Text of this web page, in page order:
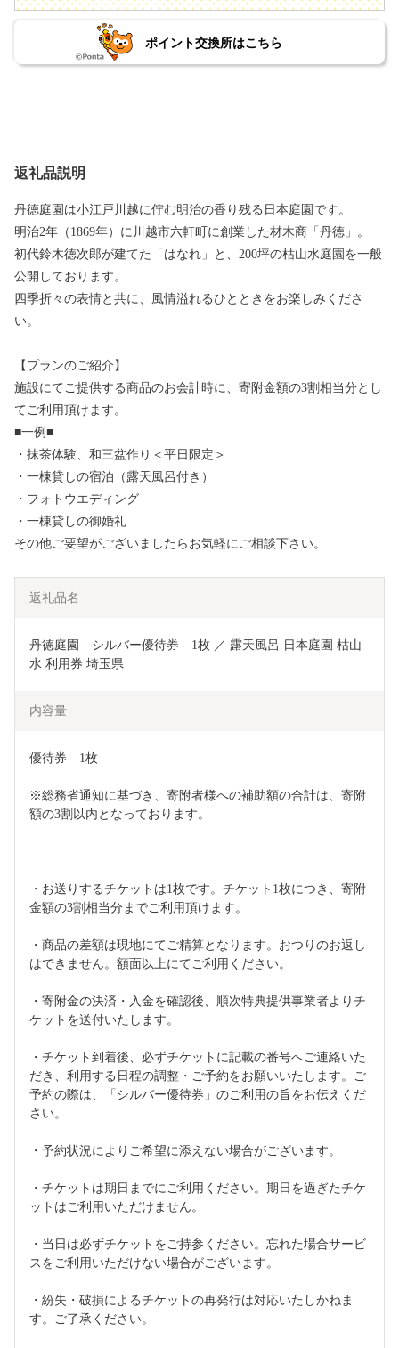
ポイント交換所はこちら
返礼品説明
丹徳庭園は小江戸川越に佇む明治の香り残る日本庭園です。
明治2年（1869年）に川越市六軒町に創業した材木商「丹徳」。
初代鈴木徳次郎が建てた「はなれ」と、200坪の枯山水庭園を一般
公開しております。
四季折々の表情と共に、風情溢れるひとときをお楽しみくださ
い。
【プランのご紹介】
施設にてご提供する商品のお会計時に、寄附金額の3割相当分とし
てご利用頂けます。
■一例■
・抹茶体験、和三盆作り＜平日限定＞
・一棟貸しの宿泊（露天風呂付き）
・フォトウエディング
・一棟貸しの御婚礼
その他ご要望がございましたらお気軽にご相談下さい。
返礼品名
丹徳庭園　シルバー優待券　1枚 ／ 露天風呂 日本庭園 枯山
水 利用券 埼玉県
内容量
優待券　1枚
※総務省通知に基づき、寄附者様への補助額の合計は、寄附
額の3割以内となっております。
・お送りするチケットは1枚です。チケット1枚につき、寄附
金額の3割相当分までご利用頂けます。
・商品の差額は現地にてご精算となります。おつりのお返し
はできません。額面以上にてご利用ください。
・寄附金の決済・入金を確認後、順次特典提供事業者よりチ
ケットを送付いたします。
・チケット到着後、必ずチケットに記載の番号へご連絡いた
だき、利用する日程の調整・ご予約をお願いいたします。ご
予約の際は、「シルバー優待券」のご利用の旨をお伝えくだ
さい。
・予約状況によりご希望に添えない場合がございます。
・チケットは期日までにご利用ください。期日を過ぎたチケ
ットはご利用いただけません。
・当日は必ずチケットをご持参ください。忘れた場合サービ
スをご利用いただけない場合がございます。
・紛失・破損によるチケットの再発行は対応いたしかねま
す。ご了承ください。